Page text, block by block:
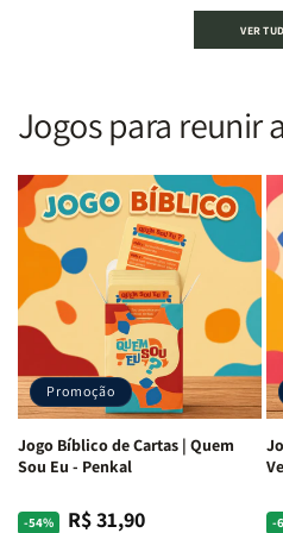
Almeida
Letra
Média
Full
Color
Brochura
Rei
Leão
Bíblia
Almeida
Letra
Média
&amp;
Full
Color
|
Brochura
|
Rei
Leão
VER
Jogos para reunir
Promoção
Jogo Bíblico de Cartas | Quem
Sou Eu - Penkal
-54%
Preço
PreçoR$ 31,90 -